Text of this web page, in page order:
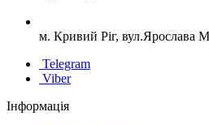
м. Кривий Ріг, вул.Ярослава
Telegram
Viber
Інформація